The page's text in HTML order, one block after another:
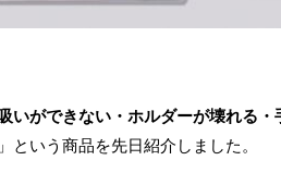
いができない・ホルダーが壊れる・
という商品を先日紹介しました。